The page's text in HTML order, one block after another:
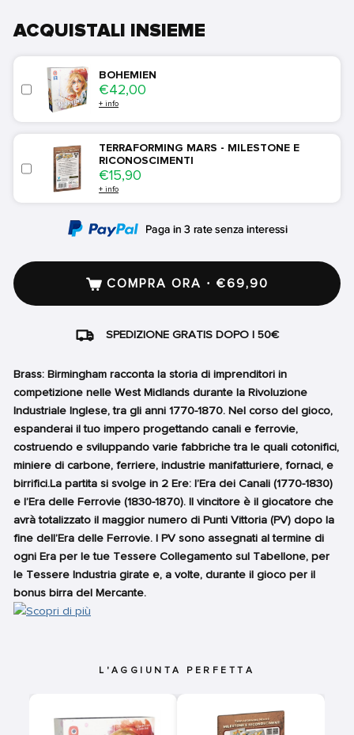
ACQUISTALI INSIEME
BOHEMIEN
Price
€42,00
+ info
TERRAFORMING MARS - MILESTONE E
RICONOSCIMENTI
Price
€15,90
+ info
COMPRA ORA · €69,90
SPEDIZIONE GRATIS DOPO I 50€
Brass: Birmingham racconta la storia di imprenditori in
competizione nelle West Midlands durante la Rivoluzione
Industriale Inglese, tra gli anni 1770-1870. Nel corso del gioco,
espanderai il tuo impero progettando canali e ferrovie,
costruendo e sviluppando varie fabbriche tra le quali cotonifici,
miniere di carbone, ferriere, industrie manifatturiere, fornaci, e
birrifici.La partita si svolge in 2 Ere: l’Era dei Canali (1770-1830)
e l’Era delle Ferrovie (1830-1870). Il vincitore è il giocatore che
avrà totalizzato il maggior numero di Punti Vittoria (PV) dopo la
fine dell’Era delle Ferrovie. I PV sono assegnati al termine di
ogni Era per le tue Tessere Collegamento sul Tabellone, per
le Tessere Industria girate e, a volte, durante il gioco per il
bonus birra del Mercante.
L'AGGIUNTA PERFETTA